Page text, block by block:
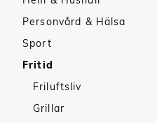
Personvård & Hälsa
Sport
Fritid
Friluftsliv
Grillar